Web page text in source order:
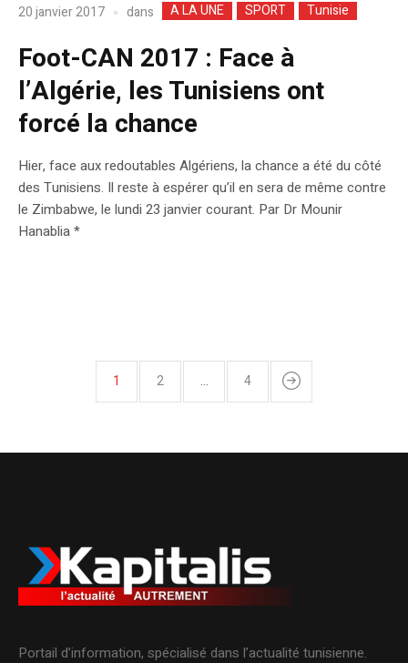
20 janvier 2017 dans A LA UNE SPORT Tunisie
Foot-CAN 2017 : Face à
l’Algérie, les Tunisiens ont
forcé la chance
Hier, face aux redoutables Algériens, la chance a été du côté
des Tunisiens. Il reste à espérer qu’il en sera de même contre
le Zimbabwe, le lundi 23 janvier courant. Par Dr Mounir
Hanablia *
1 2 … 4
Portail d’information, spécialisé dans l’actualité tunisienne.